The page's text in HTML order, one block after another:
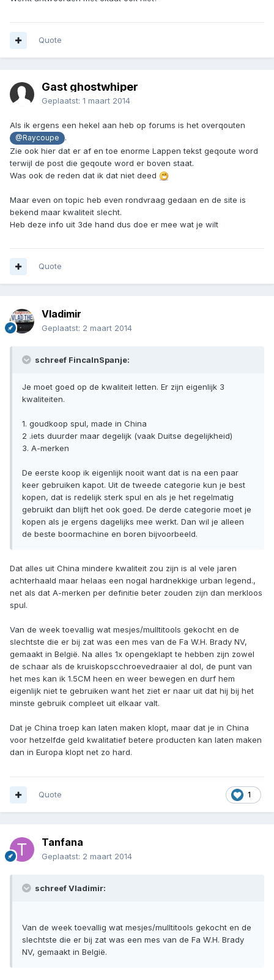
Quote
Gast ghostwhiper
Geplaatst: 1 maart 2014
Als ik ergens een hekel aan heb op forums is het overqouten
@Raycoupe
.
Zie ook hier dat er af en toe enorme Lappen tekst geqoute word
terwijl de post die geqoute word er boven staat.
Was ook de reden dat ik dat niet deed
Maar even on topic heb even rondvraag gedaan en de site is
bekend maar kwaliteit slecht.
Heb deze info uit 3de hand dus doe er mee wat je wilt
Quote
Vladimir
Geplaatst: 2 maart 2014
schreef FincaInSpanje:
Je moet goed op de kwaliteit letten. Er zijn eigenlijk 3
kwaliteiten.
1. goudkoop spul, made in China
2 .iets duurder maar degelijk (vaak Duitse degelijkheid)
3. A-merken
De eerste koop ik eigenlijk nooit want dat is na een paar
keer gebruiken kapot. Uit de tweede categorie kun je best
kopen, dat is redelijk sterk spul en als je het regelmatig
gebruikt dan blijft het ook goed. De derde categorie moet je
kopen als je ergens dagelijks mee werkt. Dan wil je alleen
de beste boormachine en boren bijvoorbeeld.
Dat alles uit China mindere kwaliteit zou zijn is al vele jaren
achterhaald maar helaas een nogal hardnekkige urban legend.,
net als dat A-merken per definitie beter zouden zijn dan merkloos
spul.
Van de week toevallig wat mesjes/mulltitools gekocht en de
slechtste die er bij zat was een mes van de Fa W.H. Brady NV,
gemaakt in België. Na alles 1x opengeklapt te hebben zijn zowel
de schaar als de kruiskopscchroevedraaier al dol, de punt van
het mes kan ik 1.5CM heen en weer bewegen en durf hem
eigenlijk niet te gebruiken want het ziet er naar uit dat hij bij het
minste gebruik compleet uit elkaar valt.
Dat je China troep kan laten maken klopt, maar dat je in China
voor hetzelfde geld kwalitatief betere producten kan laten maken
dan in Europa klopt net zo hard.
1
Quote
Tanfana
Geplaatst: 2 maart 2014
schreef Vladimir:
Van de week toevallig wat mesjes/mulltitools gekocht en de
slechtste die er bij zat was een mes van de Fa W.H. Brady
NV, gemaakt in België.